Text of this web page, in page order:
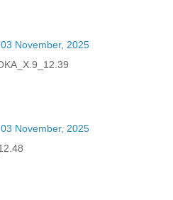
November, 2025
November, 2025